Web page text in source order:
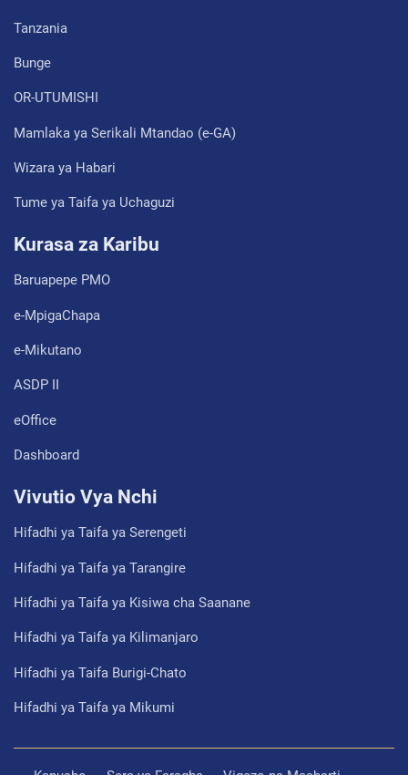
Tanzania
Bunge
OR-UTUMISHI
Mamlaka ya Serikali Mtandao (e-GA)
Wizara ya Habari
Tume ya Taifa ya Uchaguzi
Kurasa za Karibu
Baruapepe PMO
e-MpigaChapa
e-Mikutano
ASDP II
eOffice
Dashboard
Vivutio Vya Nchi
Hifadhi ya Taifa ya Serengeti
Hifadhi ya Taifa ya Tarangire
Hifadhi ya Taifa ya Kisiwa cha Saanane
Hifadhi ya Taifa ya Kilimanjaro
Hifadhi ya Taifa Burigi-Chato
Hifadhi ya Taifa ya Mikumi